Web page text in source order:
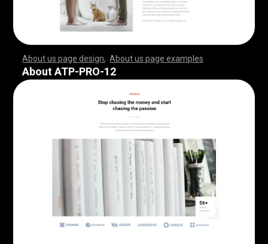
About us page design ,About us page examples
,,,,,,,,,,,,,,,,,,,,,,,, ,,,,,,,,,,,,,,,,,,,,,,,,,,,
,,,,,,,,,,,,,,,,,,,,,,,, ,,,,,,,,,,,,,,,,,,,,,,,,,,,
,,,,,,,,,,,,,,,,,,,,,,,, ,,,,,,,,,,,,,,,,,,,,,,,,,,,
,,,,,,,,,,,,,,,,,,,,,,,, ,,,,,,,,,,,,,,,,,,,,,,,,,,,
,,,,,,,,,,,,,,,,,,,,,,,, ,,,,,,,,,,,,,,,,,,,,,,,,,,,
,,,,,,,,,,,,,,,,,,,,,,,, ,,,,,,,,,,,,,,,,,,,,,,,,,,,
,,,,,,,,,,,,,,,,,,,,,,,, ,,,,,,,,,,,,,,,,,,,,,,,,,,,
,,,,,,,,,,,,,,,,,,,,,,,, ,,,,,,,,,,,,
About ATP-PRO-12